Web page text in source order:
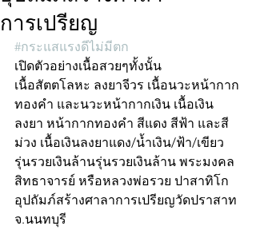
การเปรียญ
#กระแสแรงดีไม่มีตก
เปิดตัวอย่างเนื้อสวยๆทั้งนั้น
เนื้อสัตตโลหะ ลงยาจีวร เนื้อนวะหน้ากาก
ทองคำ และนวะหน้ากากเงิน เนื้อเงิน
ลงยา หน้ากากทองคำ สีแดง สีฟ้า และสี
ม่วง เนื้อเงินลงยาแดง/น้ำเงิน/ฟ้า/เขียว
รุ่นรวยเงินล้านรุ่นรวยเงินล้าน พระมงคล
สิทธาจารย์ หรือหลวงพ่อรวย ปาสาทิโก
อุปถัมภ์สร้างศาลาการเปรียญวัดปราสาท
จ.นนทบุรี